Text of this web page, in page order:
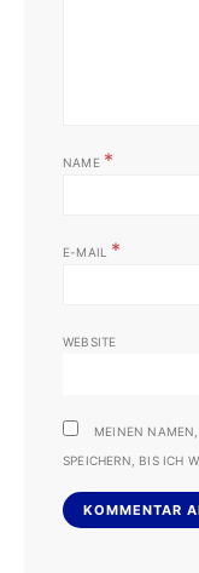
NAME *
E-MAIL *
WEBSITE
MEINEN
SPEICHERN, BIS ICH